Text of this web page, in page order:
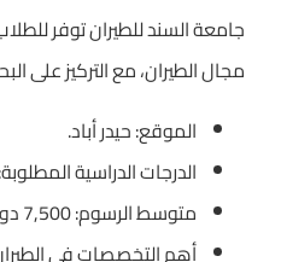
جامعة السند للطيران توفر
مجال الطيران، مع التركيز على
الموقع: حيدر أباد.
الدرجات الدراسية
متوسط الرسوم: 7,500 دولار سنويًا.
أهم التخصصات في